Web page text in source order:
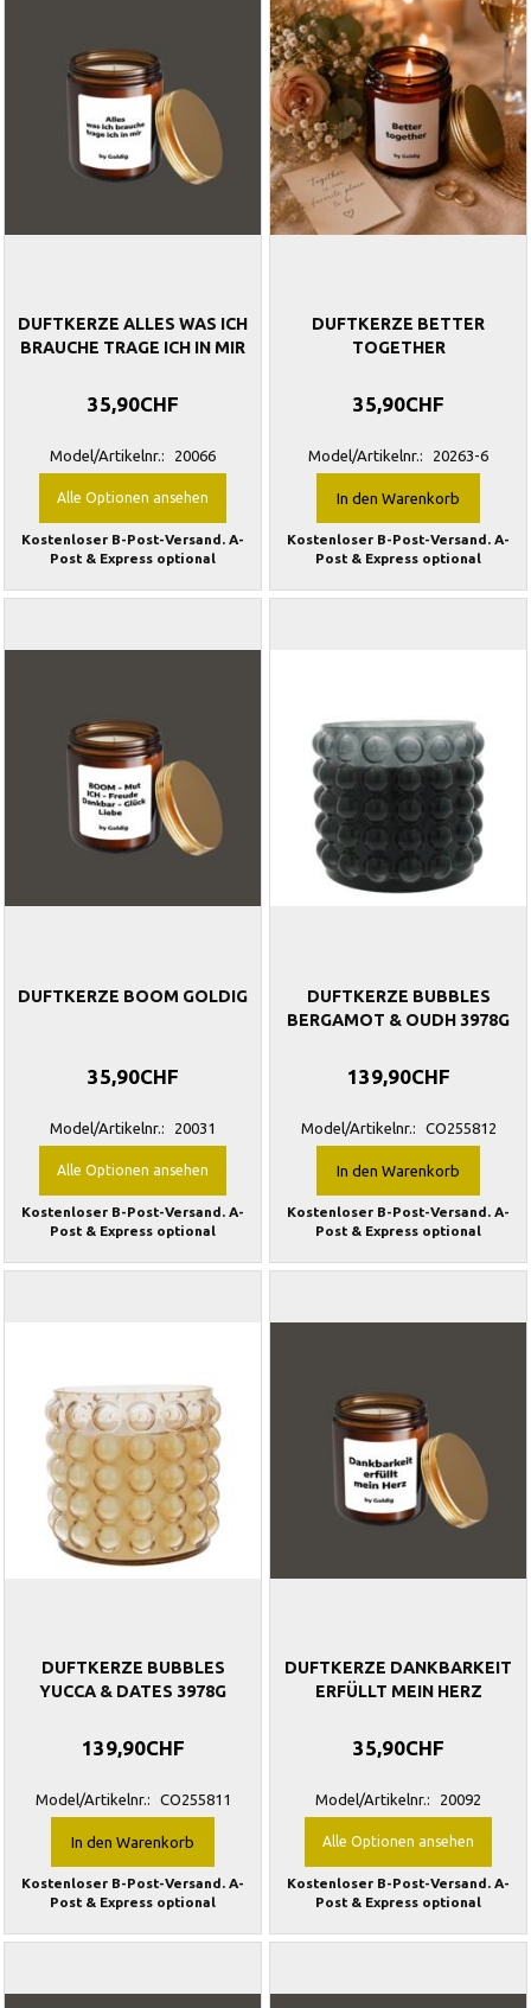
DUFTKERZE ALLES WAS ICH
BRAUCHE TRAGE ICH IN MIR
35,90CHF
Model/Artikelnr.: 20066
Alle Optionen ansehen
Kostenloser B-Post-Versand. A-
Post & Express optional
DUFTKERZE BETTER
TOGETHER
35,90CHF
Model/Artikelnr.: 20263-6
In den Warenkorb
Kostenloser B-Post-Versand. A-
Post & Express optional
DUFTKERZE BOOM GOLDIG
35,90CHF
Model/Artikelnr.: 20031
Alle Optionen ansehen
Kostenloser B-Post-Versand. A-
Post & Express optional
DUFTKERZE BUBBLES
BERGAMOT & OUDH 3978G
139,90CHF
Model/Artikelnr.: CO255812
In den Warenkorb
Kostenloser B-Post-Versand. A-
Post & Express optional
DUFTKERZE BUBBLES
YUCCA & DATES 3978G
139,90CHF
Model/Artikelnr.: CO255811
In den Warenkorb
Kostenloser B-Post-Versand. A-
Post & Express optional
DUFTKERZE DANKBARKEIT
ERFÜLLT MEIN HERZ
35,90CHF
Model/Artikelnr.: 20092
Alle Optionen ansehen
Kostenloser B-Post-Versand. A-
Post & Express optional